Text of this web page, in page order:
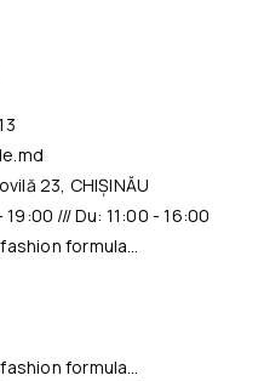
23, CHIȘINĂU
19:00 /// Du: 11:00 - 16:00
formula…
formula…